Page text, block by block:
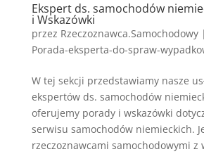
Ekspert ds. samochodów
i Wskazówki
przez Rzeczoznawca.Samochodowy|
Porada-eksperta-do-spraw-
W tej sekcji przedstawiamy nasze
ekspertów ds. samochodów
oferujemy porady i wskazówki
serwisu samochodów niemieckich.
rzeczoznawcami samochodowymi z